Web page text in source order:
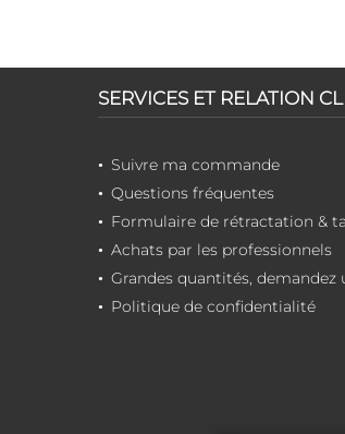
SERVICES ET RELATION
Suivre ma commande
Questions fréquentes
Formulaire de rétractation &
Achats par les professionnels
Grandes quantités, demandez
Politique de confidentialité